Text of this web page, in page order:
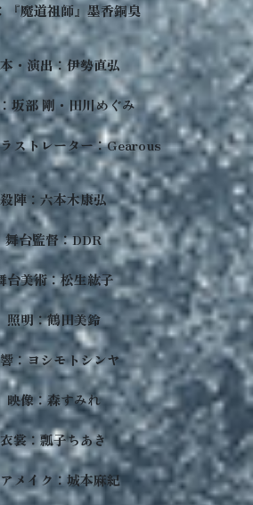
『魔道祖師』墨香銅臭
・演出：伊勢直弘
坂部 剛・田川めぐみ
ストレーター：Gearous
殺陣：六本木康弘
舞台監督：DDR
台美術：松生紘子
照明：鶴田美鈴
：ヨシモトシンヤ
映像：森すみれ
衣裳：瓢子ちあき
メイク：城本麻紀